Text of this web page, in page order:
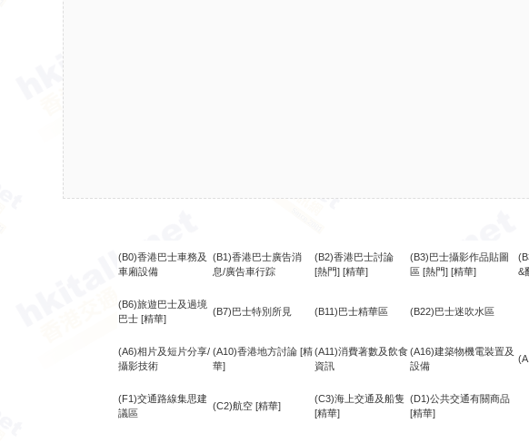
(B0)香港巴士車務及
車廂設備
(B1)香港巴士廣告消
息/廣告車行踪
(B2)香港巴士討論
[熱門] [精華]
(B3)巴士攝影作品貼圖
區 [熱門] [精華]
&
(B6)旅遊巴士及過境
巴士 [精華]
(B7)巴士特別所見 (B11)巴士精華區 (B22)巴士迷吹水區
(A6)相片及短片分享/
攝影技術
(A10)香港地方討論 [精
華]
(A11)消費著數及飲食
資訊
(A16)建築物機電裝置及
設備
(F1)交通路線集思建
議區
(C2)航空 [精華]
(C3)海上交通及船隻
[精華]
(D1)公共交通有關商品
[精華]